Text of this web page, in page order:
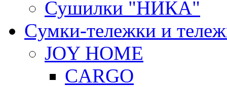
Сушилки "НИКА"
Cумки-тележки и
JOY HOME
CARGO